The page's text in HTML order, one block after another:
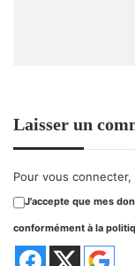
Laisser un
Pour vous
J'accepte que mes
conformément à la